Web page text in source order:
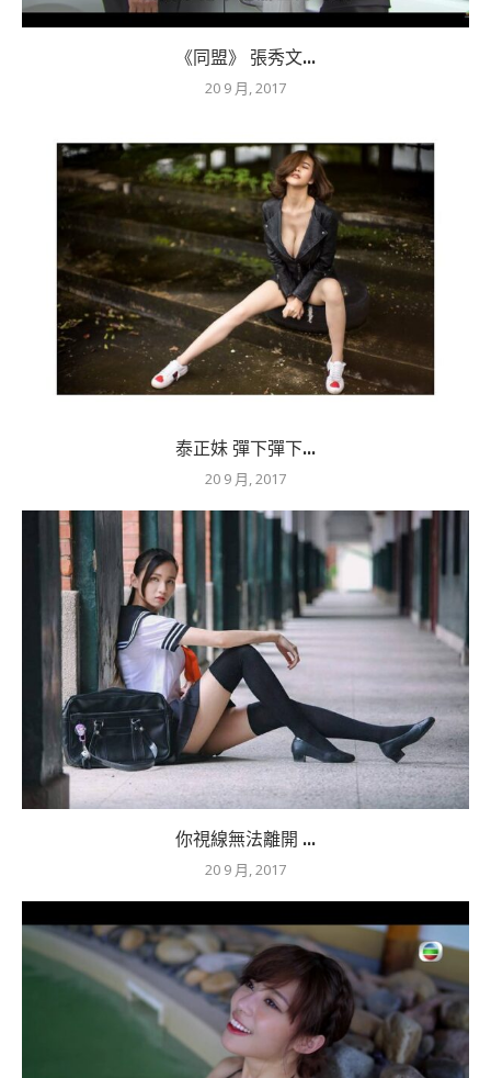
《同盟》 張秀文...
20 9 月, 2017
泰正妹 彈下彈下...
20 9 月, 2017
你視線無法離開 ...
20 9 月, 2017